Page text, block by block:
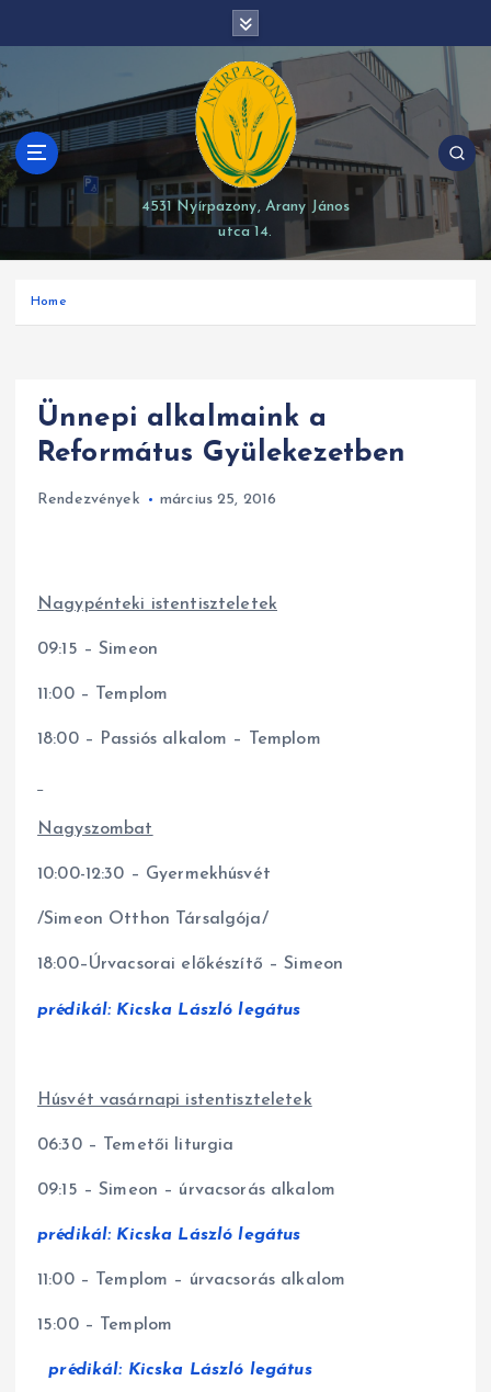
i
p
t
o
c
o
e
4531 Nyírpazony, Arany János
utca 14.
Home
Ünnepi alkalmaink a
Református Gyülekezetben
Rendezvények március 25, 2016
Nagypénteki istentiszteletek
09:15 – Simeon
11:00 – Templom
18:00 – Passiós alkalom – Templom
Nagyszombat
10:00-12:30 – Gyermekhúsvét
/Simeon Otthon Társalgója/
18:00–Úrvacsorai előkészítő – Simeon
prédikál: Kicska László legátus
Húsvét vasárnapi istentiszteletek
06:30 – Temetői liturgia
09:15 – Simeon – úrvacsorás alkalom
prédikál: Kicska László legátus
11:00 – Templom – úrvacsorás alkalom
15:00 – Templom
prédikál: Kicska László legátus
modal-check